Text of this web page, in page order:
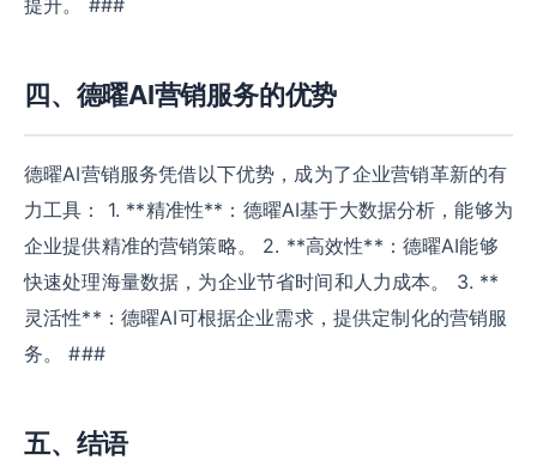
提升。 ###
四、德曜AI营销服务的优势
德曜AI营销服务凭借以下优势，成为了企业营销革新的有
力工具： 1. **精准性**：德曜AI基于大数据分析，能够为
企业提供精准的营销策略。 2. **高效性**：德曜AI能够
快速处理海量数据，为企业节省时间和人力成本。 3. **
灵活性**：德曜AI可根据企业需求，提供定制化的营销服
务。 ###
五、结语